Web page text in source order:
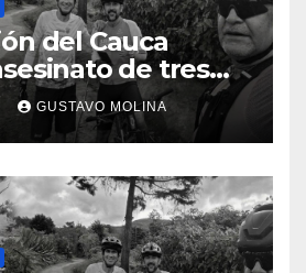
del Cauca
de tres
Gobierno
GUSTAVO MOLINA